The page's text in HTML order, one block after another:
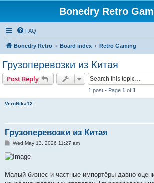
Bonedry Retro
FAQ
Bonedry Retro Board index Retro Gaming
Грузоперевозки из Китая
Post Reply
1 post • Page 1 of 1
VeroNika12
Грузоперевозки из Китая
P
s
t
Wed May 13, 2026 11:27 am
Малый бизнес и частные импортёры давно